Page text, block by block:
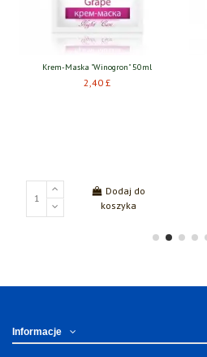
Krem-Maska "Winogron" 50ml
2,40 £
Dodaj do
koszyka
Informacje